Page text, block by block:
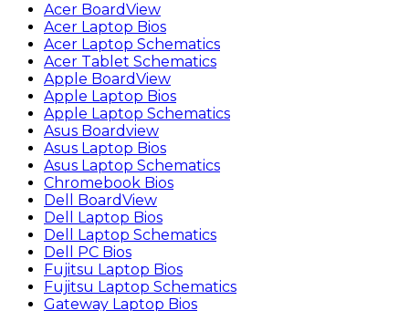
Acer BoardView
Acer Laptop Bios
Acer Laptop Schematics
Acer Tablet Schematics
Apple BoardView
Apple Laptop Bios
Apple Laptop Schematics
Asus Boardview
Asus Laptop Bios
Asus Laptop Schematics
Chromebook Bios
Dell BoardView
Dell Laptop Bios
Dell Laptop Schematics
Dell PC Bios
Fujitsu Laptop Bios
Fujitsu Laptop Schematics
Gateway Laptop Bios